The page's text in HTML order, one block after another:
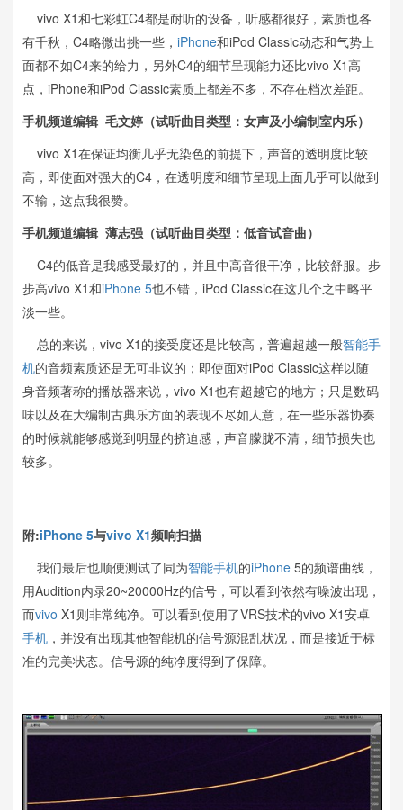
vivo X1和七彩虹C4都是耐听的设备，听感都很好，素质也各
有千秋，C4略微出挑一些， iPhone和iPod Classic动态和气势上
面都不如C4来的给力，另外C4的细节呈现能力还比vivo X1高
点，iPhone和iPod Classic素质上都差不多，不存在档次差距。
手机频道编辑 毛文婷（试听曲目类型：女声及小编制室内乐）
vivo X1在保证均衡几乎无染色的前提下，声音的透明度比较
高，即使面对强大的C4，在透明度和细节呈现上面几乎可以做到
不输，这点我很赞。
手机频道编辑 薄志强（试听曲目类型：低音试音曲）
C4的低音是我感受最好的，并且中高音很干净，比较舒服。步
步高vivo X1和iPhone 5也不错，iPod Classic在这几个之中略平
淡一些。
总的来说，vivo X1的接受度还是比较高，普遍超越一般智能手
机的音频素质还是无可非议的；即使面对iPod Classic这样以随
身音频著称的播放器来说，vivo X1也有超越它的地方；只是数码
味以及在大编制古典乐方面的表现不尽如人意，在一些乐器协奏
的时候就能够感觉到明显的挤迫感，声音朦胧不清，细节损失也
较多。
附:iPhone 5与vivo X1频响扫描
我们最后也顺便测试了同为智能手机的iPhone 5的频谱曲线，
用Audition内录20~20000Hz的信号，可以看到依然有噪波出现，
而vivo X1则非常纯净。可以看到使用了VRS技术的vivo X1安卓
手机 ，并没有出现其他智能机的信号源混乱状况，而是接近于标
准的完美状态。信号源的纯净度得到了保障。